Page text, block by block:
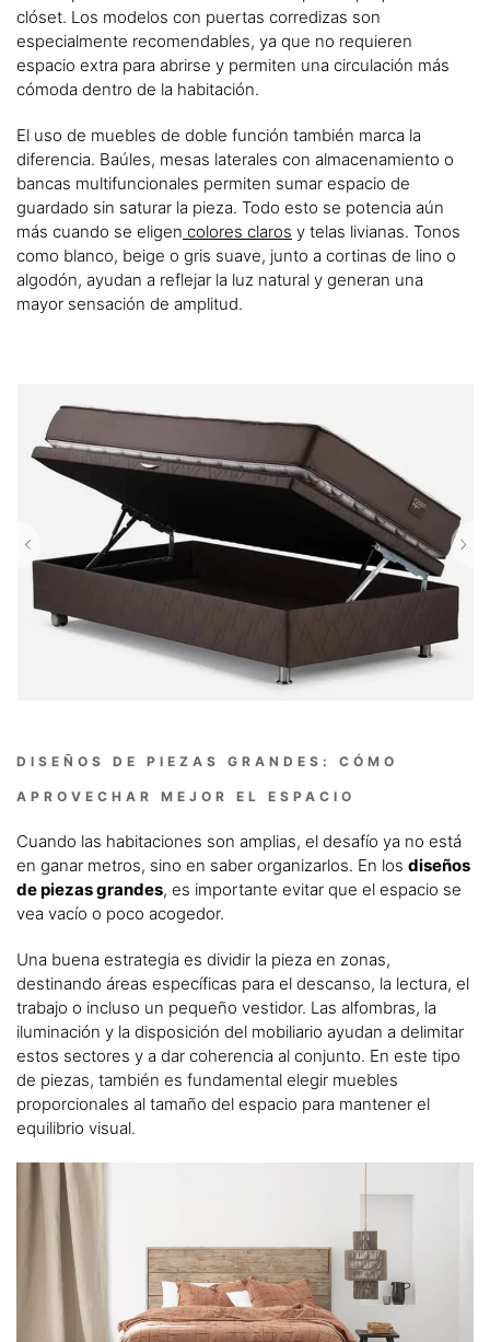
clóset. Los modelos con puertas corredizas son
especialmente recomendables, ya que no requieren
espacio extra para abrirse y permiten una circulación más
cómoda dentro de la habitación.
El uso de muebles de doble función también marca la
diferencia. Baúles, mesas laterales con almacenamiento o
bancas multifuncionales permiten sumar espacio de
guardado sin saturar la pieza. Todo esto se potencia aún
más cuando se eligen colores claros y telas livianas. Tonos
como blanco, beige o gris suave, junto a cortinas de lino o
algodón, ayudan a reflejar la luz natural y generan una
mayor sensación de amplitud.
DISEÑOS DE PIEZAS GRANDES: CÓMO
APROVECHAR MEJOR EL ESPACIO
Cuando las habitaciones son amplias, el desafío ya no está
en ganar metros, sino en saber organizarlos. En los diseños
de piezas grandes, es importante evitar que el espacio se
vea vacío o poco acogedor.
Una buena estrategia es dividir la pieza en zonas,
destinando áreas específicas para el descanso, la lectura, el
trabajo o incluso un pequeño vestidor. Las alfombras, la
iluminación y la disposición del mobiliario ayudan a delimitar
estos sectores y a dar coherencia al conjunto. En este tipo
de piezas, también es fundamental elegir muebles
proporcionales al tamaño del espacio para mantener el
equilibrio visual.